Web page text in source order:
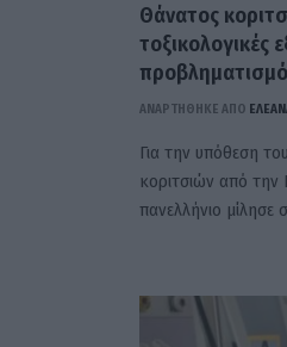
Θάνατος
τοξικολογικές
ΑΝΑΡΤΗΘΗΚΕ ΑΠΟ
Για την υπόθεση
κοριτσιών από την
πανελλήνιο